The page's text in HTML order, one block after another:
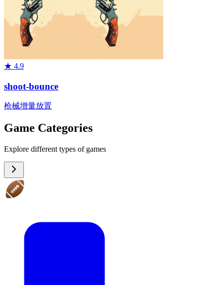
★ 4.9
shoot-bounce
枪械增量放置
Game Categories
Explore different types of games